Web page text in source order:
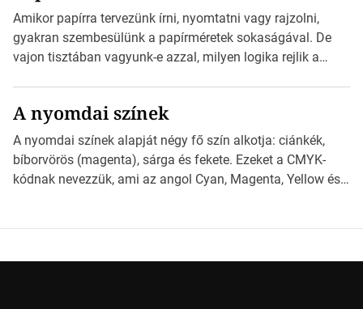
esetben konzultáljunk a nyomdával, mielőtt elkezdjük a
nyomdai előkészítést!Nehogy az elkészült munka után
derüljön ki, hogy valamit másképp kellett volna csinálni! […]
Amikor papírra tervezünk írni, nyomtatni vagy rajzolni,
gyakran szembesülünk a papírméretek sokaságával. De
vajon tisztában vagyunk-e azzal, milyen logika rejlik a
*Hirdetés Ebben a cikkben a papírméretek izgalmas
világába kalauzolunk el téged, hogy jobban megértsd,
milyen szempontok alapján érdemes választanod a
jövőben. Bevezetés a papírméretek világába A […]
A nyomdai színek
A nyomdai színek alapját négy fő szín alkotja: ciánkék,
bíborvörös (magenta), sárga és fekete. Ezeket a CMYK-
kódnak nevezzük, ami az angol Cyan, Magenta, Yellow és